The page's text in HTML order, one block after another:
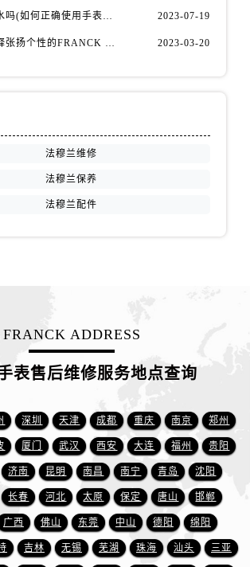
安徽省安庆市迎江区人民路法穆兰售后服务中心（需提前预约）
福建省龙岩市新罗区九一南路法穆兰售后服务中心（需提前预约）
福建省南平市建阳区人民西路法穆兰售后服务中心（需提前预约）
福建省宁德市蕉城区天湖东路法穆兰售后服务中心（需提前预约）
福建省莆田市城厢区霞林街道荔华东大道法穆兰售后服务中心（需提前预约）
福建省三明市三元区东乾二路法穆兰售后服务中心（需提前预约）
福建省漳州市龙文区步港路法穆兰售后服务中心（需提前预约）
江苏省常州市新北区龙锦路1590号现代传媒中心5号楼10层1008室法穆兰售后服务中心（需提前预约）
法穆兰手表防水吗(如何正确使用手表防水功能) 2023-07-19
色彩出众，诠释张扬个性的FRANCK MULLER法穆兰Vanguard Aqua Bleu系列腕表 2023-03-20
法穆兰维修
法穆兰保养
法穆兰配件
FRANCK ADDRESS
表售后维修服务地点查询
深圳 天津 成都 重庆 南京 郑州
厦门 武汉 西安 大连 福州 贵阳
济南 昆明 南昌 南宁 青岛 沈阳
长春 河北 太原 保定 唐山 邯郸
广西 佛山 东莞 中山 德阳 绵阳
吉林 无锡 芜湖 珠海 汕头 三亚